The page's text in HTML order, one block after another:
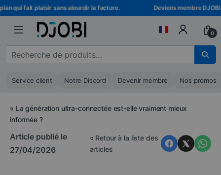
Skip to navigation
Skip to content
qui fait plaisir sans alourdir la facture. Deviens membre DJOBI !
0
Recherche pour :
Service client Notre Discord Devenir membre Nos promos
« La génération ultra-connectée est-elle vraiment mieux
informée ?
Article publié le
27/04/2026
« Retour à la liste des
articles